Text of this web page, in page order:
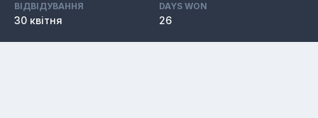
ВІДВІДУВАННЯ
30 квітня
DAYS WON
26